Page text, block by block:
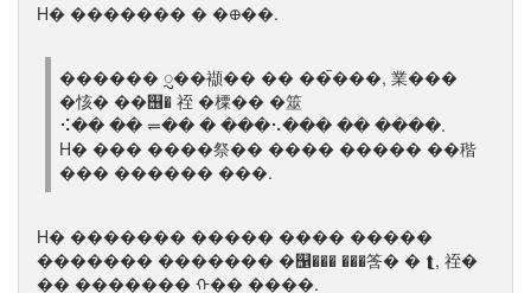
H� ������� � �᪠��.
������ ᮢ��襭�� �� ��ࠢ���, 業���
�㤥� ��஦� 祬 �㯨�� �筮
⠪�� �� ⥫�� � ���⠢��� �� ����.
H� ��� ����祭�� ���� ����� ��稭
��� ������ ���.
H� ������� ����� ���� �����
������� ������� �஡��� ���筨� � ⮬, 祬�
�� ������� ᠬ�� ����.